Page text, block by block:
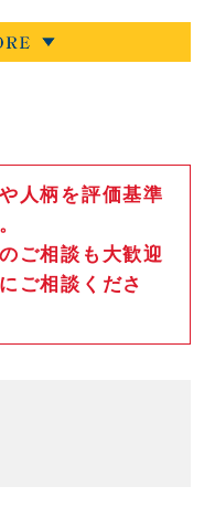
修理なども一貫し
マのことは全部任
になれるよう日々
切にし、”親切・楽
様のお役に立てるよ
人柄を評価基準
ご相談も大歓迎
ご相談くださ